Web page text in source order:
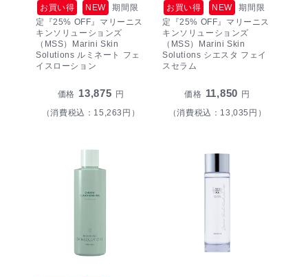
お買い得 NEW
期間限
定『25% OFF』マリーニス
キンソリューションズ
（MSS）Marini Skin
Solutions ルミネート フェ
イスローション
価格 13,875 円
（消費税込：15,263円）
お買い得 NEW
期間限
定『25% OFF』マリーニス
キンソリューションズ
（MSS）Marini Skin
Solutions シエスタ フェイ
スセラム
価格 11,850 円
（消費税込：13,035円）